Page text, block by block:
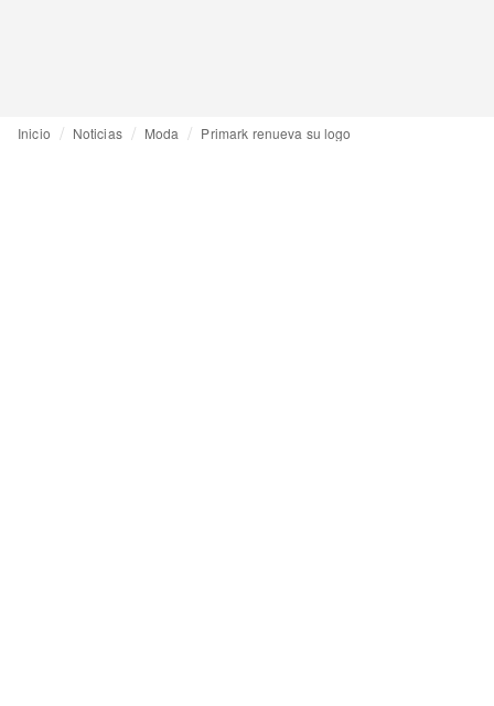
Inicio Noticias Moda Primark renueva su logo